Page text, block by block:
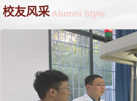
校友风采 Alumni Style